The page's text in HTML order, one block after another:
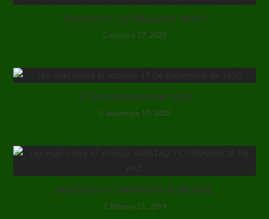
Semana De La Educación Inicial
octubre 27, 2025
17 De Diciembre de 1830
diciembre 17, 2025
AMISTAD Y CONVIVENCIA EN PAZ.
febrero 21, 2019